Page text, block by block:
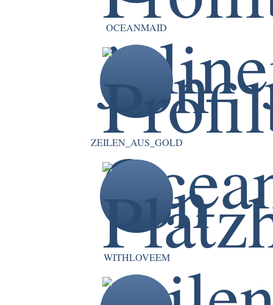
OCEANMAID
ZEILEN_AUS_GOLD
WITHLOVEEM